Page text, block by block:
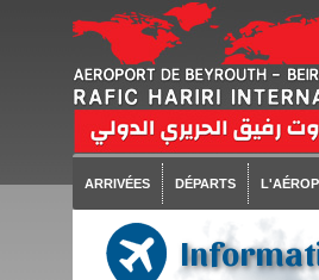
ARRIVÉES DÉPARTS